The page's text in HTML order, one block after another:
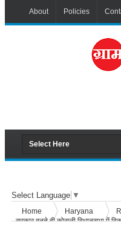
About Policies
Select Language ▼
Home Haryana
सरकार बनते ही कोसली विधानसभा में